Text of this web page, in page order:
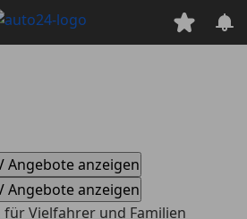
Angebote anzeigen
Angebote anzeigen
Vielfahrer und Familien